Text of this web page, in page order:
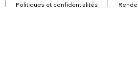
Politiques et confidentialités